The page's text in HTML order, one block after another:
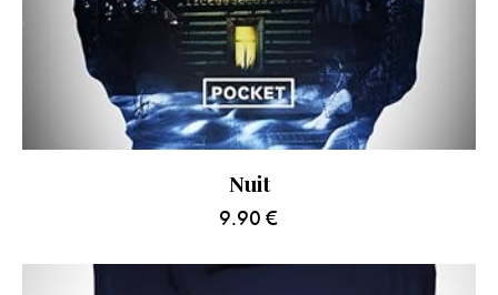
Nuit
9.90 €